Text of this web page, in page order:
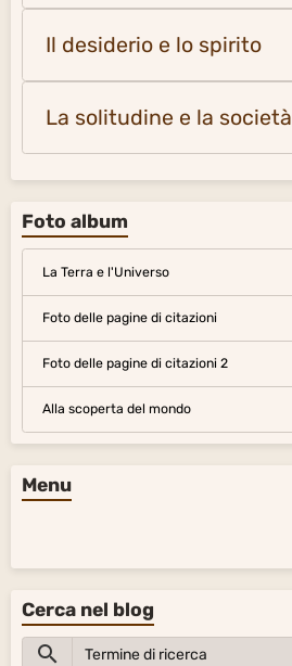
Il desiderio e lo spirito
La solitudine e la società
Foto album
La Terra e l'Universo
Foto delle pagine di citazioni
Foto delle pagine di citazioni 2
Alla scoperta del mondo
Menu
Cerca nel blog